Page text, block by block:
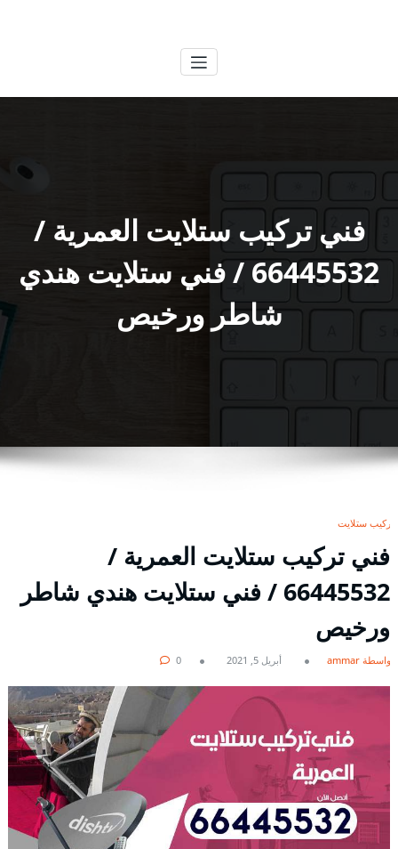
فني تركيب ستلايت العمرية /
66445532 / فني ستلايت هندي
شاطر ورخيص
تركيب ستلايت
فني تركيب ستلايت العمرية /
66445532 / فني ستلايت هندي شاطر
ورخيص
بواسطة ammar أبريل 5, 2021 0